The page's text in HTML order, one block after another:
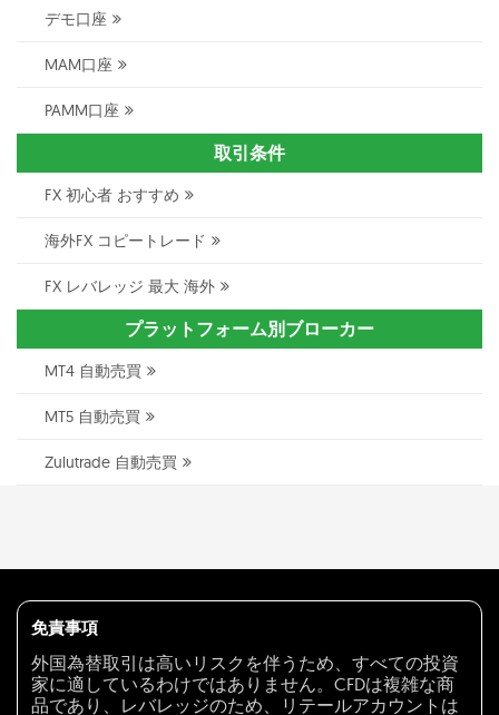
デモ口座
MAM口座
PAMM口座
取引条件
FX 初心者 おすすめ
海外FX コピートレード
FX レバレッジ 最大 海外
プラットフォーム別ブローカー
MT4 自動売買
MT5 自動売買
Zulutrade 自動売買
免責事項
外国為替取引は高いリスクを伴うため、すべての投資
家に適しているわけではありません。CFDは複雑な商
品であり、レバレッジのため、リテールアカウントは